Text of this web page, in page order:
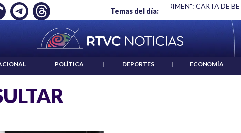
Temas del día:
EMPLEO: JP MORGAN "HABLAR NO ES UN CRIMEN": CARTA DE
| POLÍTICA | DEPORTES | ECONOMÍA